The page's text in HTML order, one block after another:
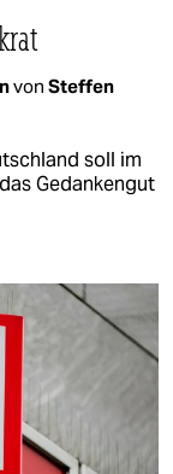
von Steffen
soll im
Gedankengut